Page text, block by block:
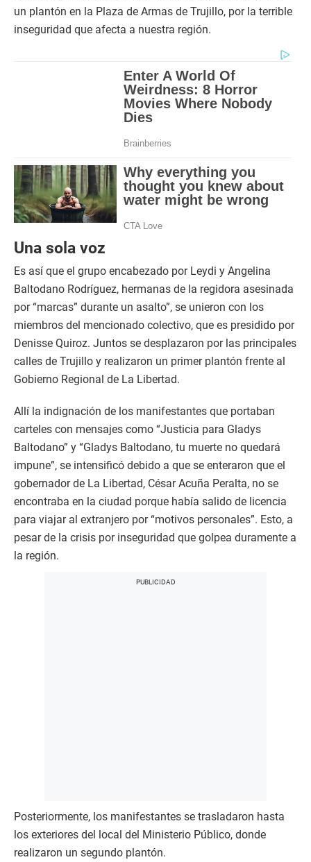
un plantón en la Plaza de Armas de Trujillo, por la terrible
inseguridad que afecta a nuestra región.
Una sola voz
Es así que el grupo encabezado por Leydi y Angelina
Baltodano Rodríguez, hermanas de la regidora asesinada
por “marcas” durante un asalto”, se unieron con los
miembros del mencionado colectivo, que es presidido por
Denisse Quiroz. Juntos se desplazaron por las principales
calles de Trujillo y realizaron un primer plantón frente al
Gobierno Regional de La Libertad.
Allí la indignación de los manifestantes que portaban
carteles con mensajes como “Justicia para Gladys
Baltodano” y “Gladys Baltodano, tu muerte no quedará
impune”, se intensificó debido a que se enteraron que el
gobernador de La Libertad, César Acuña Peralta, no se
encontraba en la ciudad porque había salido de licencia
para viajar al extranjero por “motivos personales”. Esto, a
pesar de la crisis por inseguridad que golpea duramente a
la región.
Posteriormente, los manifestantes se trasladaron hasta
los exteriores del local del Ministerio Público, donde
realizaron un segundo plantón.